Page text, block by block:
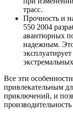
трасс.
Прочность и
550 2004
авантюрных
надежным.
Все эти
привлекательным
приключений, и